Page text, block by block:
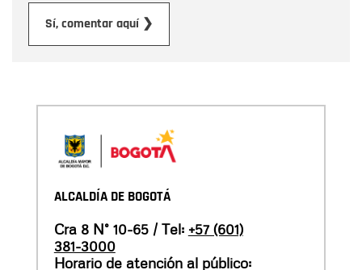
Sí, comentar aquí ❯
ALCALDÍA DE BOGOTÁ
Cra 8 N° 10-65 / Tel: +57 (601)
381-3000
Horario de atención al público: